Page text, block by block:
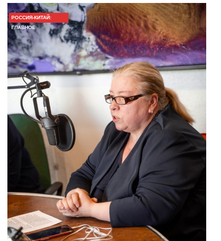
РОССИЯ-КИТАЙ:
ГЛАВНОЕ